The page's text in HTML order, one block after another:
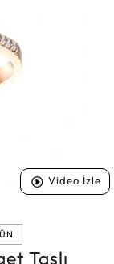
Video İzle
Taşlı